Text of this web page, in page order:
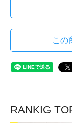
この
RANKIG